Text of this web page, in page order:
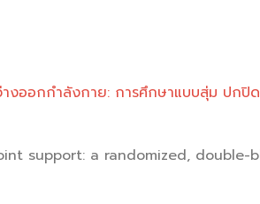
งออกกำลังกาย: การศึกษาแบบสุ่ม ปกปิ
support: a randomized,